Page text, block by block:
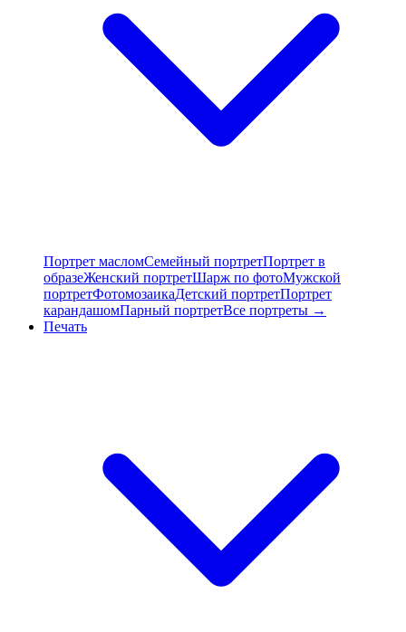
Портрет масломСемейный портретПортрет в
образеЖенский портретШарж по фотоМужской
портретФотомозаикаДетский портретПортрет
карандашомПарный портретВсе портреты →
Печать